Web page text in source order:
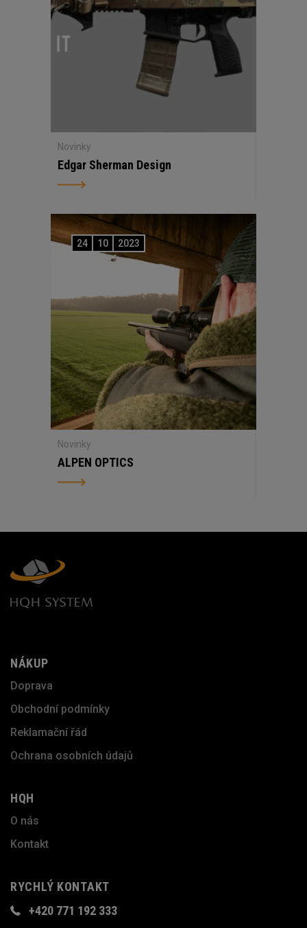
Novinky
Edgar Sherman Design
24 10 2023
Novinky
ALPEN OPTICS
NÁKUP
Doprava
Obchodní podmínky
Reklamační řád
Ochrana osobních údajů
HQH
O nás
Kontakt
RYCHLÝ KONTAKT
+420 771 192 333